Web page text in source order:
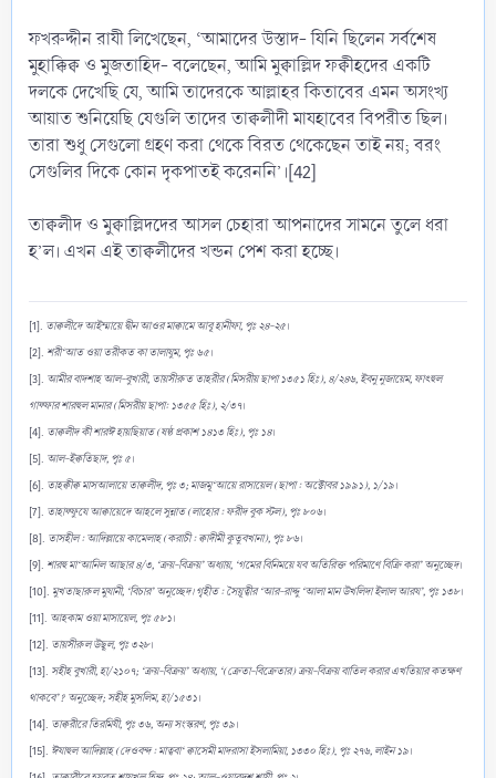
ফখরুদ্দীন রাযী লিখেছেন, ‘আমাদের উস্তাদ- যিনি ছিলেন সর্বশেষ
মুহাক্কিক্ব ও মুজতাহিদ- বলেছেন, আমি মুক্বাল্লিদ ফক্বীহদের একটি
দলকে দেখেছি যে, আমি তাদেরকে আল্লাহর কিতাবের এমন অসংখ্য
আয়াত শুনিয়েছি যেগুলি তাদের তাক্বলীদী মাযহাবের বিপরীত ছিল।
তারা শুধু সেগুলো গ্রহণ করা থেকে বিরত থেকেছেন তাই নয়; বরং
সেগুলির দিকে কোন দৃকপাতই করেননি’।[42]
তাক্বলীদ ও মুক্বাল্লিদদের আসল চেহারা আপনাদের সামনে তুলে ধরা
হ’ল। এখন এই তাক্বলীদের খন্ডন পেশ করা হচ্ছে।
[1]. তাক্বলীদে আইম্মায়ে দ্বীন আওর মাক্বামে আবূ হানীফা, পৃঃ ২৪-২৫।
[2]. শরী‘আত ওয়া তরীকত কা তালাযুম, পৃঃ ৬৫।
[3]. আমীর বাদশাহ আল-বুখারী, তায়সীরুত তাহরীর (মিসরীয় ছাপা ১৩৫১ হিঃ), ৪/২৪৬, ইবনু নুজায়েম, ফাৎহুল
গাফ্ফার শারহুল মানার (মিসরীয় ছাপা: ১৩৫৫ হিঃ), ২/৩৭।
[4]. তাক্বলীদ কী শারঈ হায়ছিয়াত (ষষ্ঠ প্রকাশ ১৪১৩ হিঃ), পৃঃ ১৪।
[5]. আল-ইক্বতিছাদ, পৃঃ ৫।
[6]. তাহক্বীক্ব মাসআলায়ে তাক্বলীদ, পৃঃ ৩; মাজমূ‘আয়ে রাসায়েল (ছাপা : অক্টোবর ১৯৯১), ১/১৯।
[7]. তাহাফ্ফুযে আক্বায়েদে আহলে সুন্নাত (লাহোর : ফরীদ বুক স্টল), পৃঃ ৮০৬।
[8]. তাসহীল : আদিল্লায়ে কামেলাহ (করাচী : ক্বাদীমী কুতুবখানা), পৃঃ ৮৬।
[9]. শারহু মা‘আনিল আছার ৪/৩, ‘ক্রয়-বিক্রয়’ অধ্যায়, ‘গমের বিনিময়ে যব অতিরিক্ত পরিমাণে বিক্রি করা’ অনুচ্ছেদ।
[10]. মুখতাছারুল মুযানী, ‘বিচার’ অনুচ্ছেদ। গৃহীত : সৈয়ূত্বীর ‘আর-রাদ্দু ‘আলা মান উখলিদা ইলাল আরয’, পৃঃ ১৩৮।
[11]. আহকাম ওয়া মাসায়েল, পৃঃ ৫৮১।
[12]. তায়সীরুল উছূল, পৃঃ ৩২৮।
[13]. সহীহ বুখারী, হা/২১০৭; ‘ক্রয়-বিক্রয়’ অধ্যায়, ‘(ক্রেতা-বিক্রেতার) ক্রয়-বিক্রয় বাতিল করার এখতিয়ার কতক্ষণ
থাকবে’? অনুচ্ছেদ; সহীহ মুসলিম, হা/১৫৩১।
[14]. তাক্বরীরে তিরমিযী, পৃঃ ৩৬, অন্য সংস্করণ, পৃঃ ৩৯।
[15]. ঈযাহুল আদিল্লাহ (দেওবন্দ : মাত্ববা‘ ক্বাসেমী মাদরাসা ইসলামিয়া, ১৩৩০ হিঃ), পৃঃ ২৭৬, লাইন ১৯।